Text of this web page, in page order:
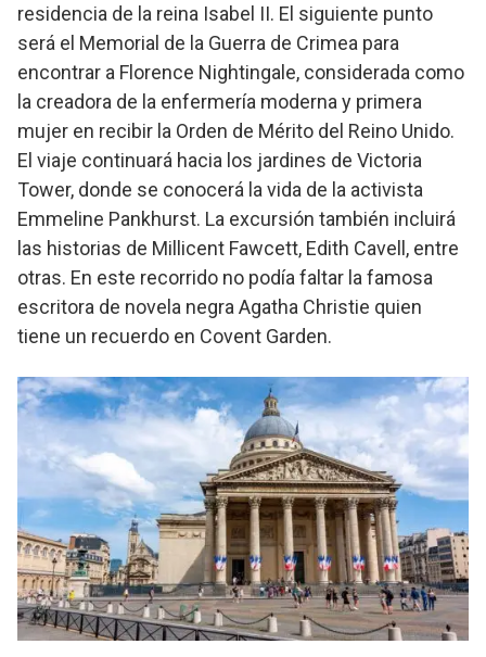
residencia de la reina Isabel II. El siguiente punto
será el Memorial de la Guerra de Crimea para
encontrar a Florence Nightingale, considerada como
la creadora de la enfermería moderna y primera
mujer en recibir la Orden de Mérito del Reino Unido.
El viaje continuará hacia los jardines de Victoria
Tower, donde se conocerá la vida de la activista
Emmeline Pankhurst. La excursión también incluirá
las historias de Millicent Fawcett, Edith Cavell, entre
otras. En este recorrido no podía faltar la famosa
escritora de novela negra Agatha Christie quien
tiene un recuerdo en Covent Garden.